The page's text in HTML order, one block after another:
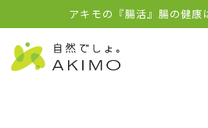
アキモの『腸活』腸の健康